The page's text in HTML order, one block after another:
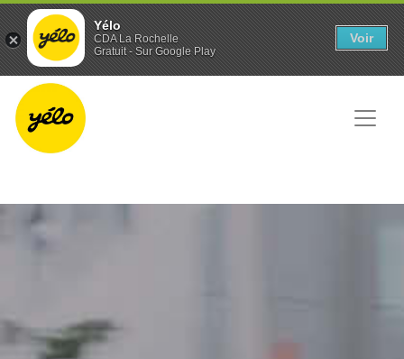
Yélo
CDA La Rochelle
Gratuit - Sur Google Play
Voir
Panneau de gestion des cookies